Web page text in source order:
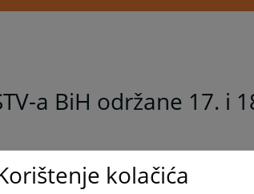
a BiH održane 17. i
i 18. prosinca 2025. godine.
kolačića